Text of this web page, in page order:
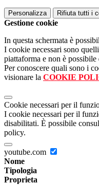
Personalizza Rifiuta tutti i
Gestione cookie
In questa schermata è
I cookie necessari sono
piattaforma e non è
Per conoscere quali sono i
visionare la COOKIE
Cookie necessari per il
I cookie necessari per il
disabilitati. È possibile
policy.
youtube.com
Nome
Tipologia
Proprieta